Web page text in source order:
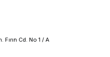
Cd. No 1 / A